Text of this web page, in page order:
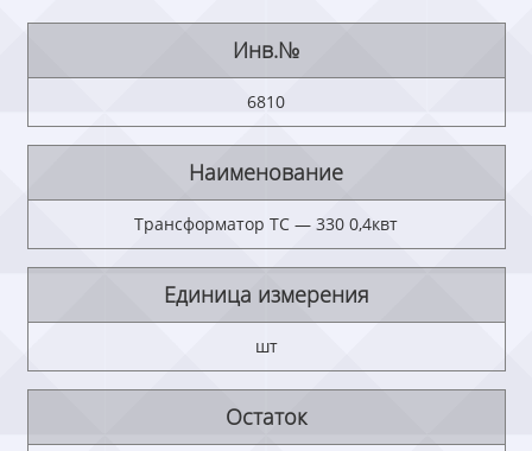
Инв.№
6810
Наименование
Трансформатор ТС — 330 0,4квт
Единица измерения
шт
Остаток